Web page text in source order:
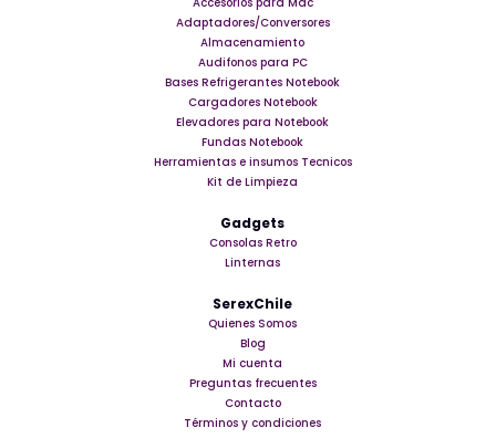
Adaptadores/Conversores
Almacenamiento
Audifonos para PC
Bases Refrigerantes Notebook
Cargadores Notebook
Elevadores para Notebook
Fundas Notebook
Herramientas e insumos Tecnicos
Kit de Limpieza
Gadgets
Consolas Retro
Linternas
SerexChile
Quienes Somos
Blog
Mi cuenta
Preguntas frecuentes
Contacto
Términos y condiciones